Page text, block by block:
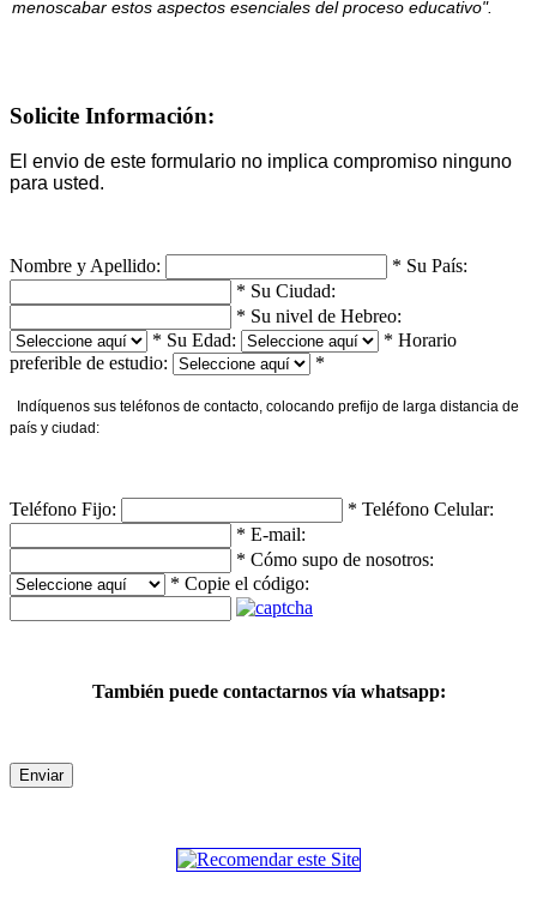
menoscabar estos aspectos esenciales del proceso educativo".
Solicite Información:
El envio de este formulario no implica compromiso ninguno
para usted.
Nombre y Apellido: * Su País:
* Su Ciudad:
* Su nivel de Hebreo:
* Su Edad: * Horario
preferible de estudio:
*
Indíquenos sus teléfonos de contacto, colocando prefijo de larga distancia de
país y ciudad:
Teléfono Fijo: * Teléfono Celular:
* E-mail:
* Cómo supo de nosotros:
* Copie el código:
También puede contactarnos vía whatsapp:
Enviar